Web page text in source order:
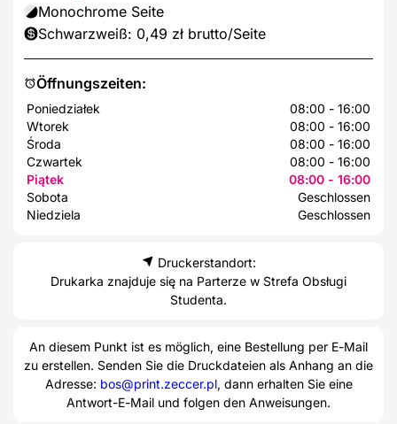
Öffnungszeiten:
Poniedziałek
08:00 - 16:00
Wtorek
08:00 - 16:00
Środa
08:00 - 16:00
Czwartek
08:00 - 16:00
Piątek
08:00 - 16:00
Sobota
Geschlossen
Niedziela
Geschlossen
Monochrome Seite
Schwarzweiß: 0,49 zł brutto/Seite
Druckerstandort:
Drukarka znajduje się na Parterze w Strefa Obsługi
Studenta.
An diesem Punkt ist es möglich, eine Bestellung per E-Mail
zu erstellen. Senden Sie die Druckdateien als Anhang an die
Adresse: bos@print.zeccer.pl, dann erhalten Sie eine
Antwort-E-Mail und folgen den Anweisungen.